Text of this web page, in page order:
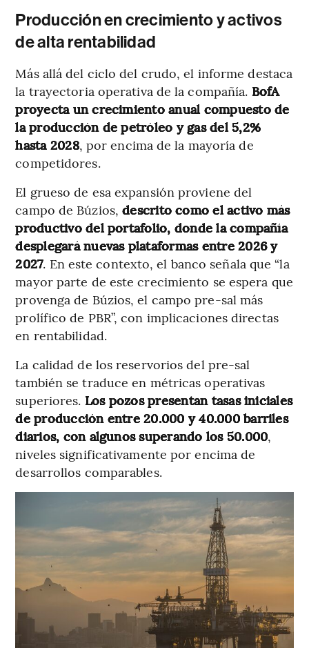
Producción en crecimiento y activos
de alta rentabilidad
Más allá del ciclo del crudo, el informe destaca
la trayectoria operativa de la compañía. BofA
proyecta un crecimiento anual compuesto de
la producción de petróleo y gas del 5,2%
hasta 2028, por encima de la mayoría de
competidores.
El grueso de esa expansión proviene del
campo de Búzios,descrito como el activo más
productivo del portafolio, donde la compañía
desplegará nuevas plataformas entre 2026 y
2027. En este contexto, el banco señala que “la
mayor parte de este crecimiento se espera que
provenga de Búzios, el campo pre-sal más
prolífico de PBR”, con implicaciones directas
en rentabilidad.
La calidad de los reservorios del pre-sal
también se traduce en métricas operativas
superiores. Los pozos presentan tasas iniciales
de producción entre 20.000 y 40.000 barriles
diarios, con algunos superando los 50.000,
niveles significativamente por encima de
desarrollos comparables.